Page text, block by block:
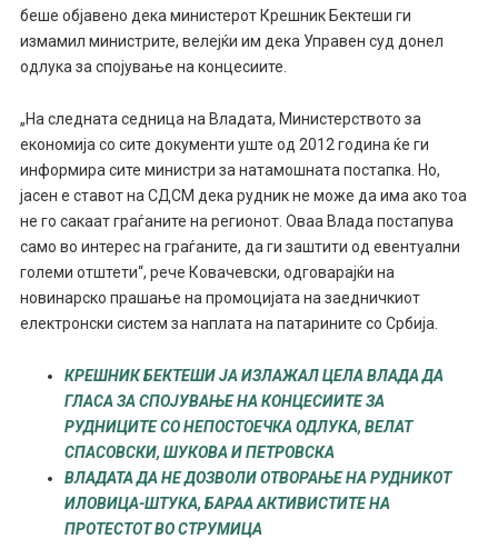
беше објавено дека министерот Крешник Бектеши ги
измамил министрите, велејќи им дека Управен суд донел
одлука за спојување на концесиите.
„На следната седница на Владата, Министерството за
економија со сите документи уште од 2012 година ќе ги
информира сите министри за натамошната постапка. Но,
јасен е ставот на СДСМ дека рудник не може да има ако тоа
не го сакаат граѓаните на регионот. Оваа Влада постапува
само во интерес на граѓаните, да ги заштити од евентуални
големи отштети“, рече Ковачевски, одговарајќи на
новинарско прашање на промоцијата на заедничкиот
електронски систем за наплата на патарините со Србија.
КРЕШНИК БЕКТЕШИ ЈА ИЗЛАЖАЛ ЦЕЛА ВЛАДА ДА
ГЛАСА ЗА СПОЈУВАЊЕ НА КОНЦЕСИИТЕ ЗА
РУДНИЦИТЕ СО НЕПОСТОЕЧКА ОДЛУКА, ВЕЛАТ
СПАСОВСКИ, ШУКОВА И ПЕТРОВСКА
ВЛАДАТА ДА НЕ ДОЗВОЛИ ОТВОРАЊЕ НА РУДНИКОТ
ИЛОВИЦА-ШТУКА, БАРАА АКТИВИСТИТЕ НА
ПРОТЕСТОТ ВО СТРУМИЦА